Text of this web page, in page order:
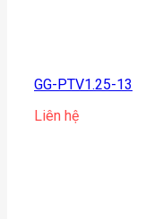
GG-PTV1.25-13
Liên hệ